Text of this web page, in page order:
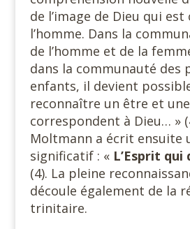
de l’image de Dieu qui est
l’homme. Dans la
de l’homme et de la
dans la communauté des
enfants, il devient
reconnaître un être et
correspondent à Dieu… »
Moltmann a écrit ensuite
significatif : « L’Esprit qui
(4). La pleine
découle également de la
trinitaire.